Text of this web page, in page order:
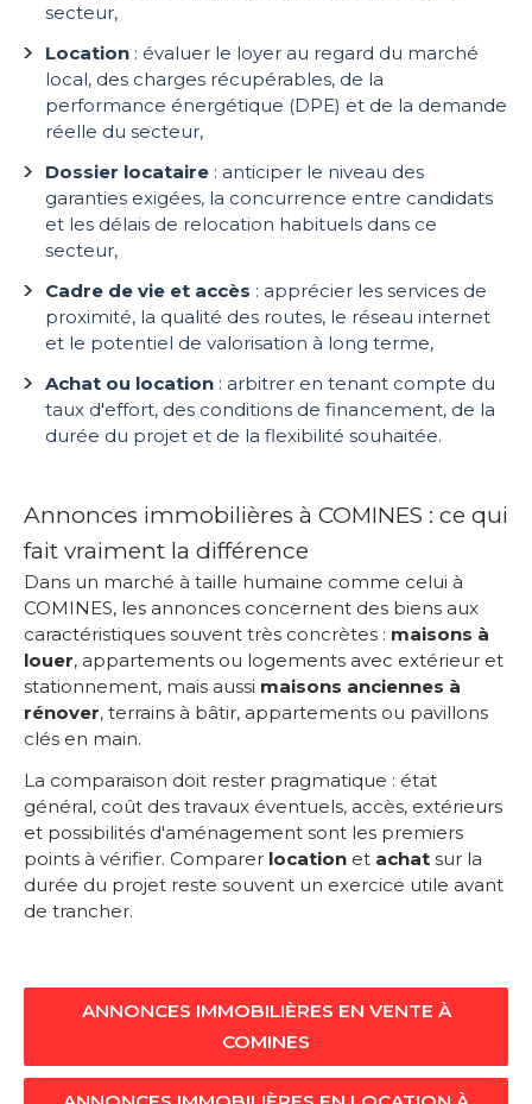
secteur,
Location : évaluer le loyer au regard du marché
local, des charges récupérables, de la
performance énergétique (DPE) et de la demande
réelle du secteur,
Dossier locataire : anticiper le niveau des
garanties exigées, la concurrence entre candidats
et les délais de relocation habituels dans ce
secteur,
Cadre de vie et accès : apprécier les services de
proximité, la qualité des routes, le réseau internet
et le potentiel de valorisation à long terme,
Achat ou location : arbitrer en tenant compte du
taux d'effort, des conditions de financement, de la
durée du projet et de la flexibilité souhaitée.
Annonces immobilières à COMINES : ce qui
fait vraiment la différence
Dans un marché à taille humaine comme celui à
COMINES, les annonces concernent des biens aux
caractéristiques souvent très concrètes : maisons à
louer, appartements ou logements avec extérieur et
stationnement, mais aussi maisons anciennes à
rénover, terrains à bâtir, appartements ou pavillons
clés en main.
La comparaison doit rester pragmatique : état
général, coût des travaux éventuels, accès, extérieurs
et possibilités d'aménagement sont les premiers
points à vérifier. Comparer location et achat sur la
durée du projet reste souvent un exercice utile avant
de trancher.
ANNONCES IMMOBILIÈRES EN VENTE À
COMINES